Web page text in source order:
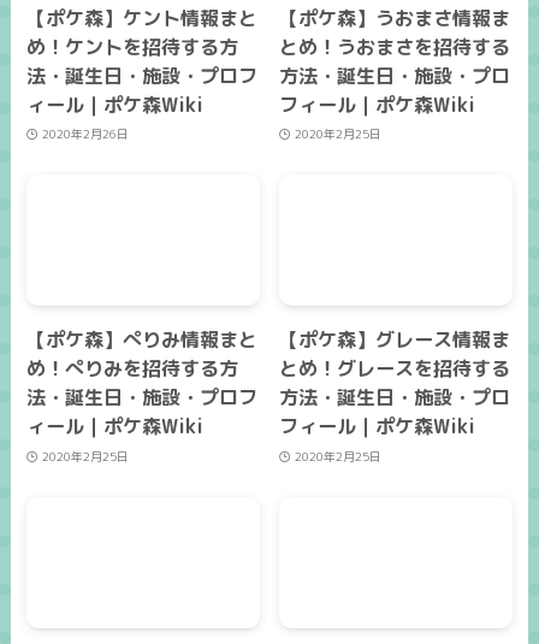
【ポケ森】ケント情報まと
め！ケントを招待する方
法・誕生日・施設・プロフ
ィール｜ポケ森Wiki
2020年2月26日
【ポケ森】うおまさ情報ま
とめ！うおまさを招待する
方法・誕生日・施設・プロ
フィール｜ポケ森Wiki
2020年2月25日
【ポケ森】ぺりみ情報まと
め！ぺりみを招待する方
法・誕生日・施設・プロフ
ィール｜ポケ森Wiki
2020年2月25日
【ポケ森】グレース情報ま
とめ！グレースを招待する
方法・誕生日・施設・プロ
フィール｜ポケ森Wiki
2020年2月25日